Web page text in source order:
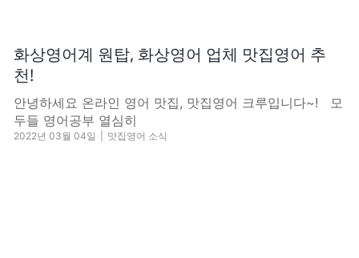
화상영어계 원탑, 화상영어 업체 맛집영어 추
천!
안녕하세요 온라인 영어 맛집, 맛집영어 크루입니다~! 모
두들 영어공부 열심히
2022년 03월 04일 맛집영어 소식